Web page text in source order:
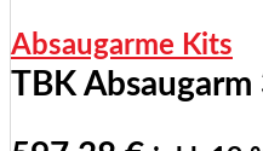
Absaugarme Kits
TBK